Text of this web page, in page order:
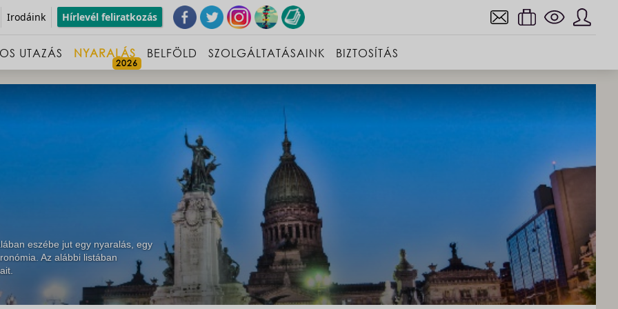
Irodáink Hírlevél feliratkozás
UTAZÁS NYARALÁS BELFÖLD SZOLGÁLTATÁSAINK BIZTOSÍTÁS
eszébe jut egy nyaralás, egy
Az alábbi listában